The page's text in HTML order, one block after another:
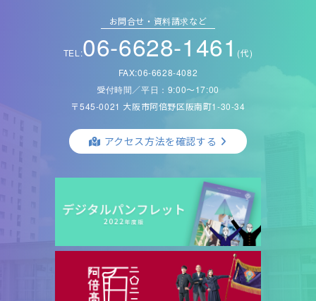
お問合せ・資料請求など
TEL:06-6628-1461 (代)
FAX:06-6628-4082
受付時間／平日：9:00〜17:00
〒545-0021 大阪市阿倍野区阪南町1-30-34
アクセス方法を確認する